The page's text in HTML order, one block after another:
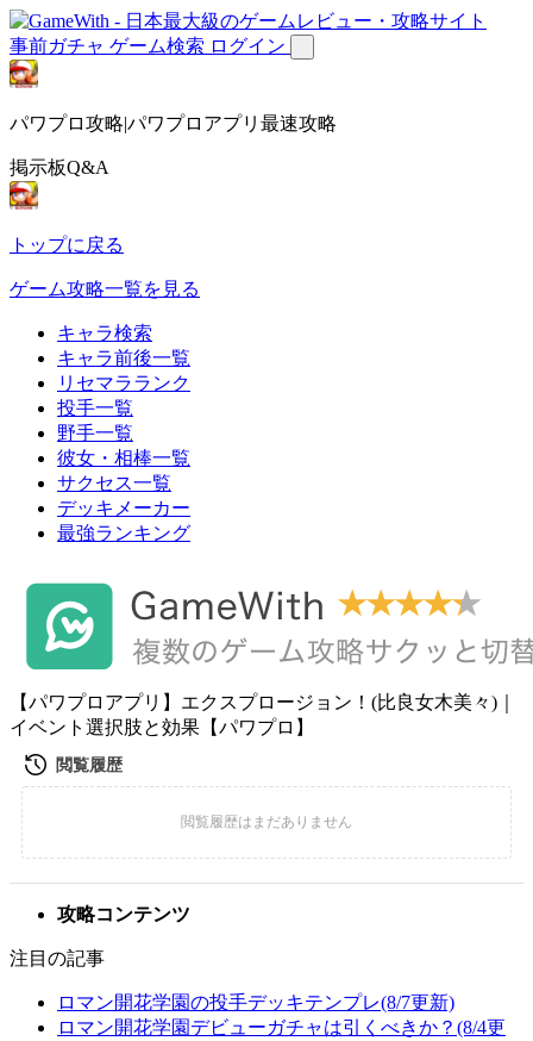
事前ガチャ ゲーム検索 ログイン
パワプロ攻略|パワプロアプリ最速攻略
掲示板Q&A
トップに戻る
ゲーム攻略一覧を見る
キャラ検索
キャラ前後一覧
リセマラランク
投手一覧
野手一覧
彼女・相棒一覧
サクセス一覧
デッキメーカー
最強ランキング
【パワプロアプリ】エクスプロージョン！(比良女木美々)｜
イベント選択肢と効果【パワプロ】
攻略コンテンツ
注目の記事
ロマン開花学園の投手デッキテンプレ(8/7更新)
ロマン開花学園デビューガチャは引くべきか？(8/4更